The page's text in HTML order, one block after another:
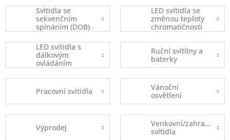
Svítidla se
sekvenčním
spínáním (DOB)
LED svítidla se
změnou teploty
chromatičnosti
LED svítidla s
dálkovým
ovládáním
Ruční svítilny a
baterky
Pracovní svítidla
Vánoční
osvětlení
Výprodej
Venkovní/zahradní
svítidla